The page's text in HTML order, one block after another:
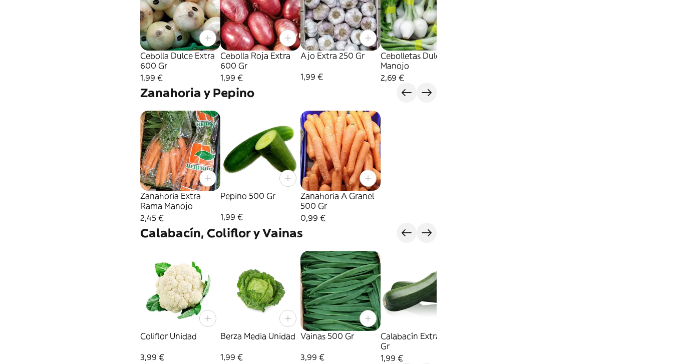
Cebolla Dulce Extra
600 Gr
1,99 €
Cebolla Roja Extra
600 Gr
1,99 €
Ajo Extra 250 Gr
1,99 €
Cebolletas Dulces
Manojo
2,69 €
Zanahoria y Pepino
Zanahoria Extra
Rama Manojo
2,45 €
Pepino 500 Gr
1,99 €
Zanahoria A Granel
500 Gr
0,99 €
Calabacín, Coliflor y Vainas
Coliflor Unidad
3,99 €
Berza Media Unidad
1,99 €
Vainas 500 Gr
3,99 €
Calabacín Extra 500
Gr
1,99 €